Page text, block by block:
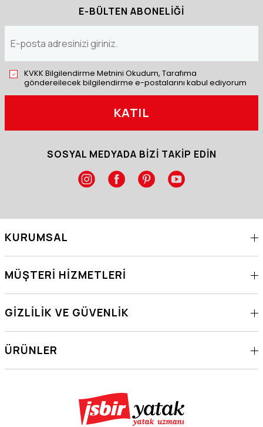
E-BÜLTEN ABONELİĞİ
KVKK Bilgilendirme Metnini Okudum, Tarafıma
göndereilecek bilgilendirme e-postalarını kabul ediyorum
KATIL
SOSYAL MEDYADA BİZİ TAKİP EDİN
KURUMSAL
MÜŞTERI HIZMETLERI
GIZLILIK VE GÜVENLIK
ÜRÜNLER